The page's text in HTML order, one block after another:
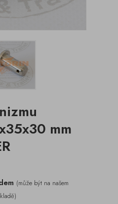
mm
(může být na našem